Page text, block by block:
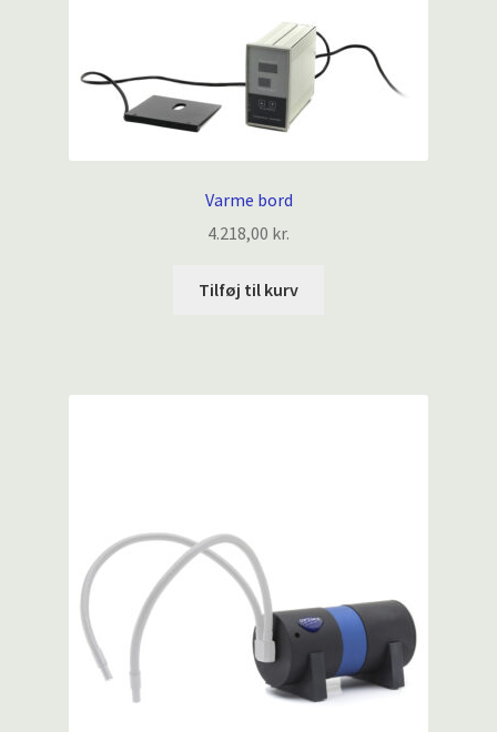
Varme bord
4.218,00 kr.
Tilføj til kurv